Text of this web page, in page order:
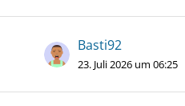
Basti92
23. Juli 2026 um 06:25